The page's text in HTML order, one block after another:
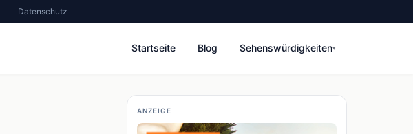
Datenschutz
Startseite Blog Sehenswürdigkeiten▾
ANZEIGE